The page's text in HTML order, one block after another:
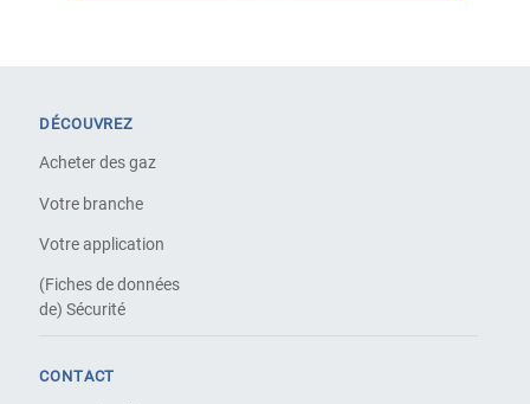
DÉCOUVREZ
Acheter des gaz
Votre branche
Votre application
(Fiches de données
de) Sécurité
CONTACT